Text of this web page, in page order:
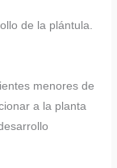
de la plántula.
menores de
a la planta